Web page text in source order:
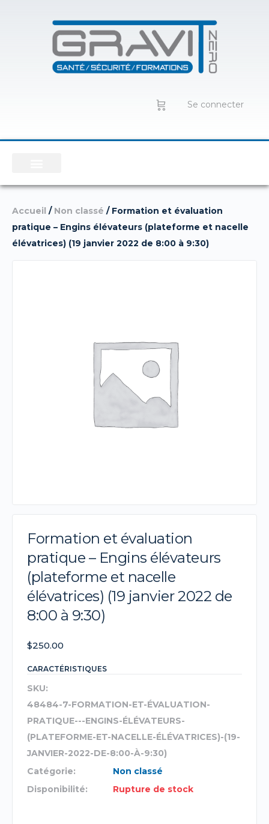
Se connecter
Accueil / Non classé / Formation et évaluation
pratique – Engins élévateurs (plateforme et nacelle
élévatrices) (19 janvier 2022 de 8:00 à 9:30)
Formation et évaluation
pratique – Engins élévateurs
(plateforme et nacelle
élévatrices) (19 janvier 2022 de
8:00 à 9:30)
$250.00
CARACTÉRISTIQUES
SKU:
48484-7-FORMATION-ET-ÉVALUATION-
PRATIQUE---ENGINS-ÉLÉVATEURS-
(PLATEFORME-ET-NACELLE-ÉLÉVATRICES)-(19-
JANVIER-2022-DE-8:00-À-9:30)
Catégorie:
Non classé
Disponibilité:
Rupture de stock